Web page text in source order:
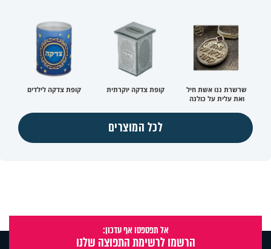
שרשרת ננו אשת חיל
ואת עלית על כולנה
קופת צדקה יוקרתית קופת צדקה לילדים
לכל המוצרים
אל תפספסו אף עדכון:
הרשמו לרשימת התפוצה שלנו